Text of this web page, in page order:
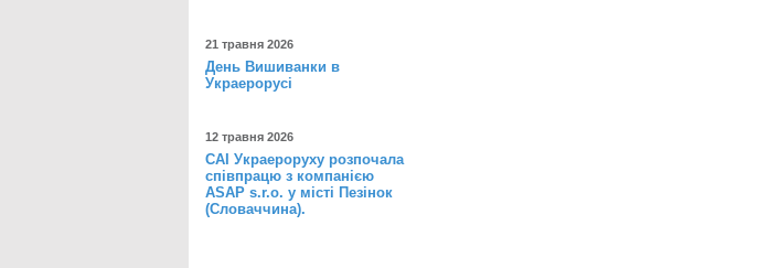
21 травня 2026
День Вишиванки в
Украерорусі
12 травня 2026
САІ Украероруху розпочала
співпрацю з компанією
ASAP s.r.o. у місті Пезінок
(Словаччина).